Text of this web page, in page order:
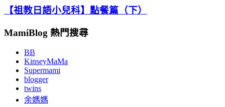
【祖教日語小兒科】點餐篇（下）
MamiBlog 熱門搜尋
BB
KinseyMaMa
Supermami
blogger
twins
余媽媽